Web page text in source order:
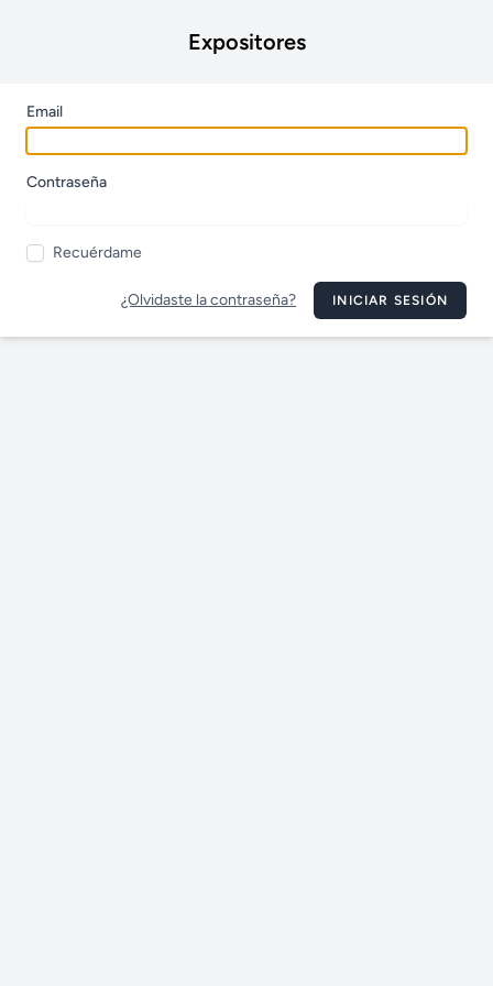
Expositores
Email
Contraseña
Recuérdame
¿Olvidaste la contraseña? INICIAR SESIÓN